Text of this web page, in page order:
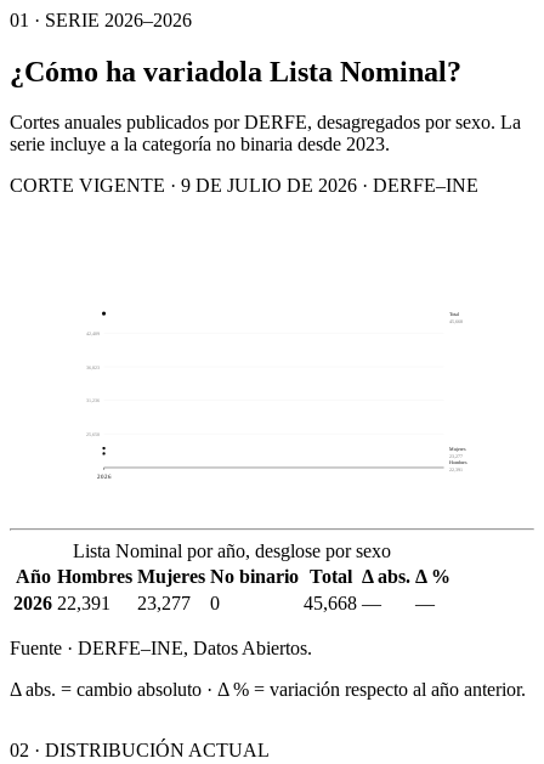
01 · SERIE 2026–2026
¿Cómo ha variadola Lista Nominal?
Cortes anuales publicados por DERFE, desagregados por sexo. La
serie incluye a la categoría no binaria desde 2023.
CORTE VIGENTE · 9 DE JULIO DE 2026 · DERFE–INE
25,650
31,236
36,823
42,409
2026
Total
45,668
Mujeres
23,277
Hombres
22,391
Lista Nominal por año, desglose por sexo
Año Hombres Mujeres No binario Total Δ abs. Δ %
2026 22,391 23,277 0 45,668 — —
Fuente · DERFE–INE, Datos Abiertos.
Δ abs. = cambio absoluto · Δ % = variación respecto al año anterior.
02 · DISTRIBUCIÓN ACTUAL